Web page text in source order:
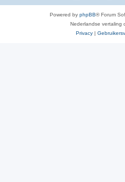
Powered by phpBB® Forum
Nederlandse vertaling
Privacy |